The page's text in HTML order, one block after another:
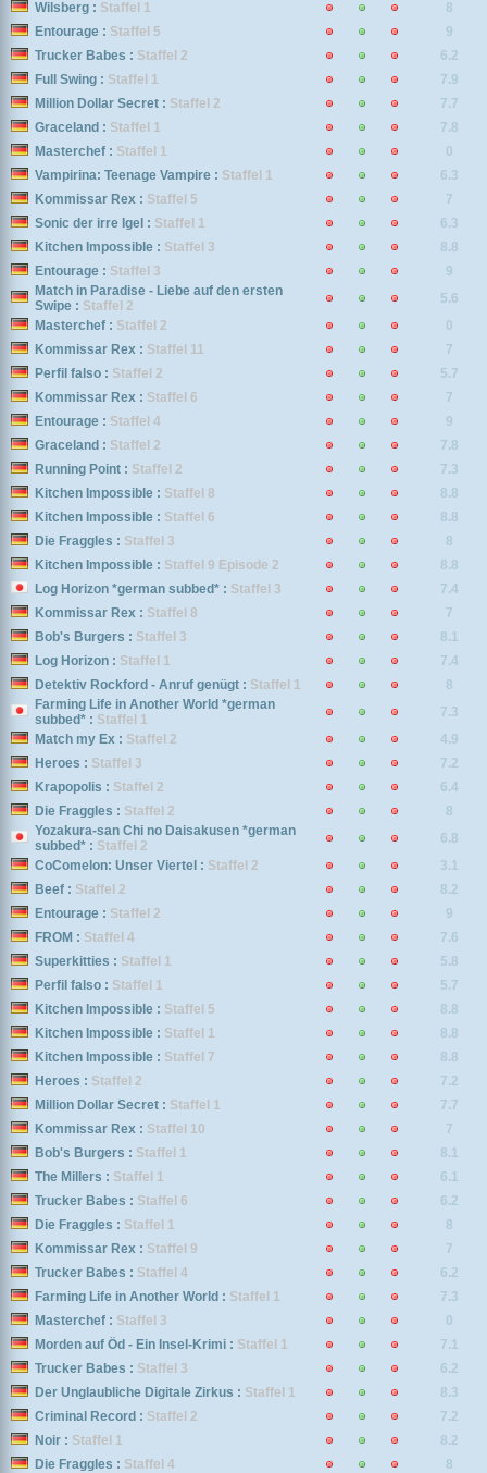
Wilsberg : Staffel 1
8
Entourage : Staffel 5
9
Trucker Babes : Staffel 2
6.2
Full Swing : Staffel 1
7.9
Million Dollar Secret : Staffel 2
7.7
Graceland : Staffel 1
7.8
Masterchef : Staffel 1
0
Vampirina: Teenage Vampire : Staffel 1
6.3
Kommissar Rex : Staffel 5
7
Sonic der irre Igel : Staffel 1
6.3
Kitchen Impossible : Staffel 3
8.8
Entourage : Staffel 3
9
Match in Paradise - Liebe auf den ersten
Swipe : Staffel 2
5.6
Masterchef : Staffel 2
0
Kommissar Rex : Staffel 11
7
Perfil falso : Staffel 2
5.7
Kommissar Rex : Staffel 6
7
Entourage : Staffel 4
9
Graceland : Staffel 2
7.8
Running Point : Staffel 2
7.3
Kitchen Impossible : Staffel 8
8.8
Kitchen Impossible : Staffel 6
8.8
Die Fraggles : Staffel 3
8
Kitchen Impossible : Staffel 9 Episode 2
8.8
Log Horizon *german subbed* : Staffel 3
7.4
Kommissar Rex : Staffel 8
7
Bob's Burgers : Staffel 3
8.1
Log Horizon : Staffel 1
7.4
Detektiv Rockford - Anruf genügt : Staffel 1
8
Farming Life in Another World *german
subbed* : Staffel 1
7.3
Match my Ex : Staffel 2
4.9
Heroes : Staffel 3
7.2
Krapopolis : Staffel 2
6.4
Die Fraggles : Staffel 2
8
Yozakura-san Chi no Daisakusen *german
subbed* : Staffel 2
6.8
CoComelon: Unser Viertel : Staffel 2
3.1
Beef : Staffel 2
8.2
Entourage : Staffel 2
9
FROM : Staffel 4
7.6
Superkitties : Staffel 1
5.8
Perfil falso : Staffel 1
5.7
Kitchen Impossible : Staffel 5
8.8
Kitchen Impossible : Staffel 1
8.8
Kitchen Impossible : Staffel 7
8.8
Heroes : Staffel 2
7.2
Million Dollar Secret : Staffel 1
7.7
Kommissar Rex : Staffel 10
7
Bob's Burgers : Staffel 1
8.1
The Millers : Staffel 1
6.1
Trucker Babes : Staffel 6
6.2
Die Fraggles : Staffel 1
8
Kommissar Rex : Staffel 9
7
Trucker Babes : Staffel 4
6.2
Farming Life in Another World : Staffel 1
7.3
Masterchef : Staffel 3
0
Morden auf Öd - Ein Insel-Krimi : Staffel 1
7.1
Trucker Babes : Staffel 3
6.2
Der Unglaubliche Digitale Zirkus : Staffel 1
8.3
Criminal Record : Staffel 2
7.2
Noir : Staffel 1
8.2
Die Fraggles : Staffel 4
8